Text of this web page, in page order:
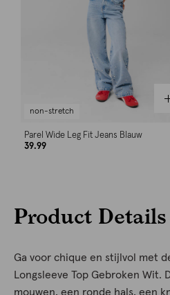
non-stretch
Parel Wide Leg Fit Jeans Blauw
39.99
Product Details
Ga voor chique en stijlvol met
Longsleeve Top Gebroken Wit.
mouwen, een ronde hals, een